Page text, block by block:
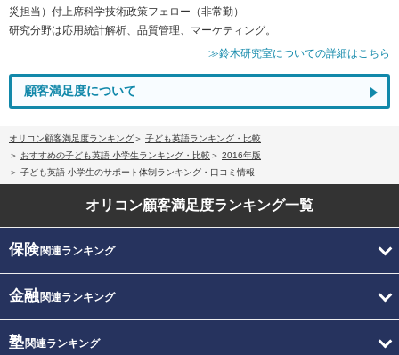
災担当）付上席科学技術政策フェロー（非常勤）
研究分野は応用統計解析、品質管理、マーケティング。
≫鈴木研究室についての詳細はこちら
顧客満足度について
オリコン顧客満足度ランキング
子ども英語ランキング・比較
おすすめの子ども英語 小学生ランキング・比較
2016年版
子ども英語 小学生のサポート体制ランキング・口コミ情報
オリコン顧客満足度ランキング一覧
保険関連ランキング
金融関連ランキング
塾関連ランキング